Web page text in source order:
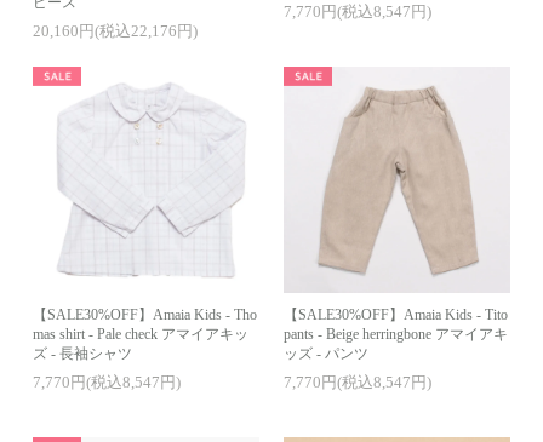
20,160円(税込22,176円)
7,770円(税込8,547円)
【SALE30%OFF】Amaia Kids - Tho
mas shirt - Pale check アマイアキッ
ズ - 長袖シャツ
7,770円(税込8,547円)
【SALE30%OFF】Amaia Kids - Tito
pants - Beige herringbone アマイアキ
ッズ - パンツ
7,770円(税込8,547円)